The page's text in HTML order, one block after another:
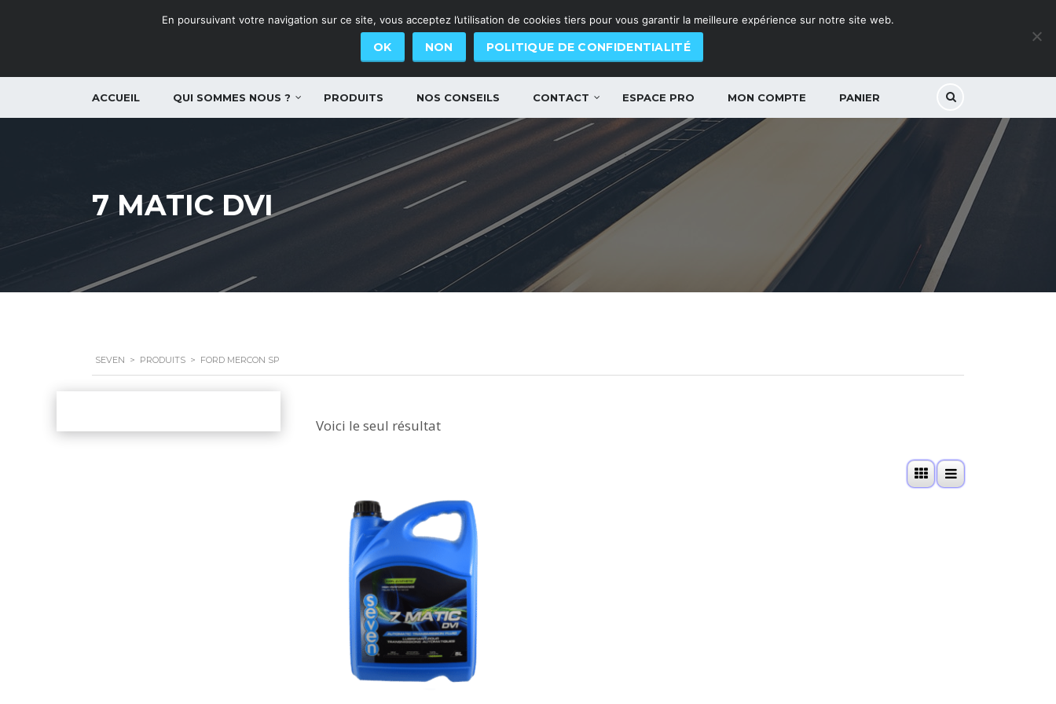
ACCUEIL QUI SOMMES NOUS ? PRODUITS NOS CONSEILS CONTACT ESPACE PRO MON COMPTE PANIER
7 MATIC DVI
SEVEN > PRODUITS > FORD MERCON SP
Voici le seul résultat
En poursuivant votre navigation sur ce site, vous acceptez l’utilisation de cookies tiers pour vous garantir la meilleure expérience sur notre site web.
OK NON POLITIQUE DE CONFIDENTIALITÉ